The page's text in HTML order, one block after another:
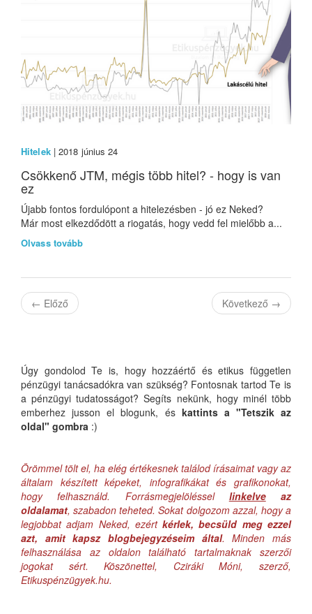
Hitelek| 2018 június 24
Csökkenő JTM, mégis több hitel? - hogy is van
ez
Újabb fontos fordulópont a hitelezésben - jó ez Neked?
Már most elkezdődött a riogatás, hogy vedd fel mielőbb a...
Olvass tovább
← Előző Következő →
Úgy gondolod Te is, hogy hozzáértő és etikus független
pénzügyi tanácsadókra van szükség? Fontosnak tartod Te is
a pénzügyi tudatosságot? Segíts nekünk, hogy minél több
emberhez jusson el blogunk, és kattints a "Tetszik az
oldal" gombra :)
Örömmel tölt el, ha elég értékesnek találod írásaimat vagy az
általam készített képeket, infografikákat és grafikonokat,
hogy felhasználd. Forrásmegjelöléssel linkelveaz
oldalamat, szabadon teheted. Sokat dolgozom azzal, hogy a
legjobbat adjam Neked, ezértkérlek, becsüld meg ezzel
azt, amit kapsz blogbejegyzéseim által. Minden más
felhasználása az oldalon található tartalmaknak szerzői
jogokat sért. Köszönettel, Cziráki Móni, szerző,
Etikuspénzügyek.hu.